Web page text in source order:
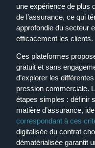
une expérience de plus
de l’assurance, ce qui
approfondie du secteur
efficacement les clients.
Ces plateformes
gratuit et sans
d’explorer les
pression commerciale.
étapes simples : définir
matière d’assurance,
correspondant à ces
digitalisée du contrat
dématérialisée garantit